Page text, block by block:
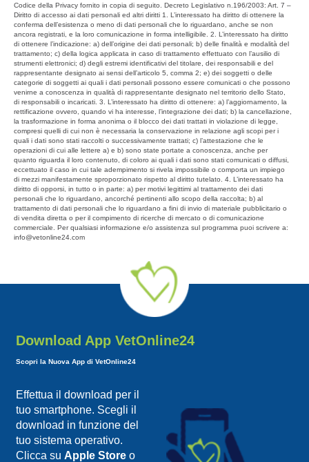
Codice della Privacy fornito in copia di seguito. Decreto Legislativo n.196/2003: Art. 7 –
Diritto di accesso ai dati personali ed altri diritti 1. L’interessato ha diritto di ottenere la
conferma dell’esistenza o meno di dati personali che lo riguardano, anche se non
ancora registrati, e la loro comunicazione in forma intelligibile. 2. L’interessato ha diritto
di ottenere l’indicazione: a) dell’origine dei dati personali; b) delle finalità e modalità del
trattamento; c) della logica applicata in caso di trattamento effettuato con l’ausilio di
strumenti elettronici; d) degli estremi identificativi del titolare, dei responsabili e del
rappresentante designato ai sensi dell’articolo 5, comma 2; e) dei soggetti o delle
categorie di soggetti ai quali i dati personali possono essere comunicati o che possono
venirne a conoscenza in qualità di rappresentante designato nel territorio dello Stato,
di responsabili o incaricati. 3. L’interessato ha diritto di ottenere: a) l’aggiornamento, la
rettificazione ovvero, quando vi ha interesse, l’integrazione dei dati; b) la cancellazione,
la trasformazione in forma anonima o il blocco dei dati trattati in violazione di legge,
compresi quelli di cui non è necessaria la conservazione in relazione agli scopi per i
quali i dati sono stati raccolti o successivamente trattati; c) l’attestazione che le
operazioni di cui alle lettere a) e b) sono state portate a conoscenza, anche per
quanto riguarda il loro contenuto, di coloro ai quali i dati sono stati comunicati o diffusi,
eccettuato il caso in cui tale adempimento si rivela impossibile o comporta un impiego
di mezzi manifestamente sproporzionato rispetto al diritto tutelato. 4. L’interessato ha
diritto di opporsi, in tutto o in parte: a) per motivi legittimi al trattamento dei dati
personali che lo riguardano, ancorché pertinenti allo scopo della raccolta; b) al
trattamento di dati personali che lo riguardano a fini di invio di materiale pubblicitario o
di vendita diretta o per il compimento di ricerche di mercato o di comunicazione
commerciale. Per qualsiasi informazione e/o assistenza sul programma puoi scrivere a:
info@vetonline24.com
Download App VetOnline24
Scopri la Nuova App di VetOnline24
Effettua il download per il
tuo smartphone. Scegli il
download in funzione del
tuo sistema operativo.
Clicca su Apple Storeo